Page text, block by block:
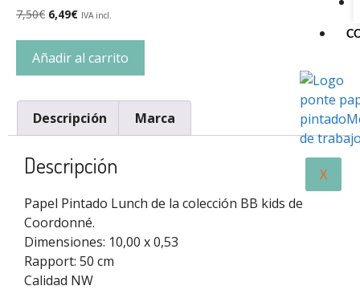
X
7,50€ 6,49€ IVA incl.
Añadir al carrito
Descripción Marca
Descripción
Papel Pintado Lunch de la colección BB kids de
Coordonné.
Dimensiones: 10,00 x 0,53
Rapport: 50 cm
Calidad NW